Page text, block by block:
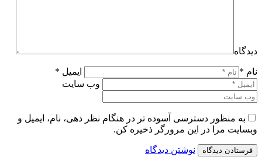
دیدگاه
نام *
ایمیل *
وب سایت
به منظور دسترسی آسوده تر در هنگام نظر دهی، نام، ایمیل و
وبسایت مرا در این مرورگر ذخیره کن.
نوشتن دیدگاه